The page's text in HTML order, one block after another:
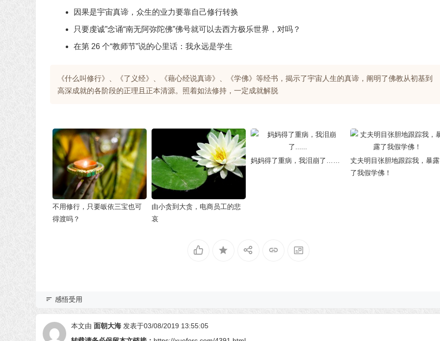
因果是宇宙真谛，众生的业力要靠自己修行转换
只要虔诚”念诵“南无阿弥陀佛”佛号就可以去西方极乐世界，对吗？
在第 26 个“教师节”说的心里话：我永远是学生
《什么叫修行》、《了义经》、《藉心经说真谛》、《学佛》等经书，揭示了宇宙人生的真谛，阐明了佛教从初基到
高深成就的各阶段的正理且正本清源。照着如法修持，一定成就解脱
不用修行，只要皈依三宝也可
得渡吗？
由小贪到大贪，电商员工的悲
哀
妈妈得了重病，我泪崩了……
丈夫明目张胆地跟踪我，暴露
了我假学佛！
感悟受用
本文由 面朝大海 发表于03/08/2019 13:55:05